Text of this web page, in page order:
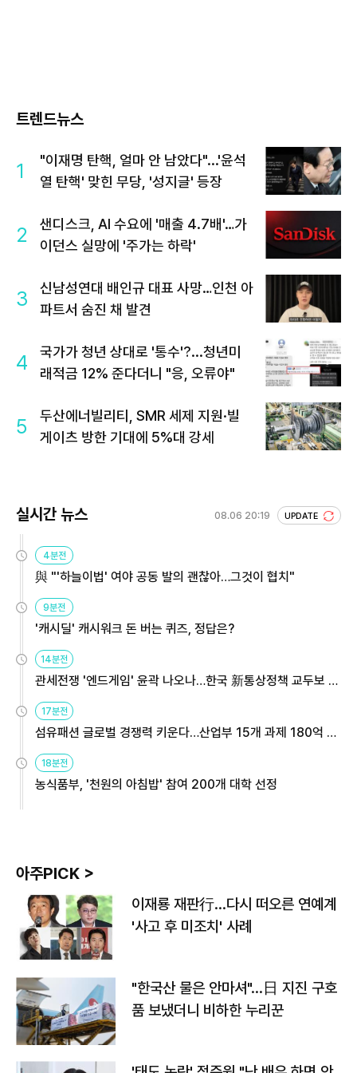
트렌드뉴스
1
"이재명 탄핵, 얼마 안 남았다"...'윤석
열 탄핵' 맞힌 무당, '성지글' 등장
2
샌디스크, AI 수요에 '매출 4.7배'…가
이던스 실망에 '주가는 하락'
3
신남성연대 배인규 대표 사망…인천 아
파트서 숨진 채 발견
4
국가가 청년 상대로 '통수'?...청년미
래적금 12% 준다더니 "응, 오류야"
5
두산에너빌리티, SMR 세제 지원·빌
게이츠 방한 기대에 5%대 강세
실시간 뉴스 08.06 20:19 UPDATE
4분전
與 "'하늘이법' 여야 공동 발의 괜찮아…그것이 협치"
9분전
'캐시딜' 캐시워크 돈 버는 퀴즈, 정답은?
14분전
관세전쟁 '엔드게임' 윤곽 나오나…한국 新통상정책 교두보 활
용해야
17분전
섬유패션 글로벌 경쟁력 키운다…산업부 15개 과제 180억 지
원
18분전
농식품부, '천원의 아침밥' 참여 200개 대학 선정
아주PICK >
이재룡 재판行…다시 떠오른 연예계
'사고 후 미조치' 사례
"한국산 물은 안마셔"…日 지진 구호
품 보냈더니 비하한 누리꾼